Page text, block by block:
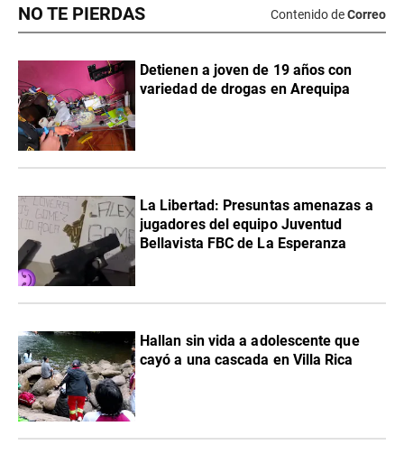
NO TE PIERDAS Contenido deCorreo
Detienen a joven de 19 años con
variedad de drogas en Arequipa
La Libertad: Presuntas amenazas a
jugadores del equipo Juventud
Bellavista FBC de La Esperanza
Hallan sin vida a adolescente que
cayó a una cascada en Villa Rica